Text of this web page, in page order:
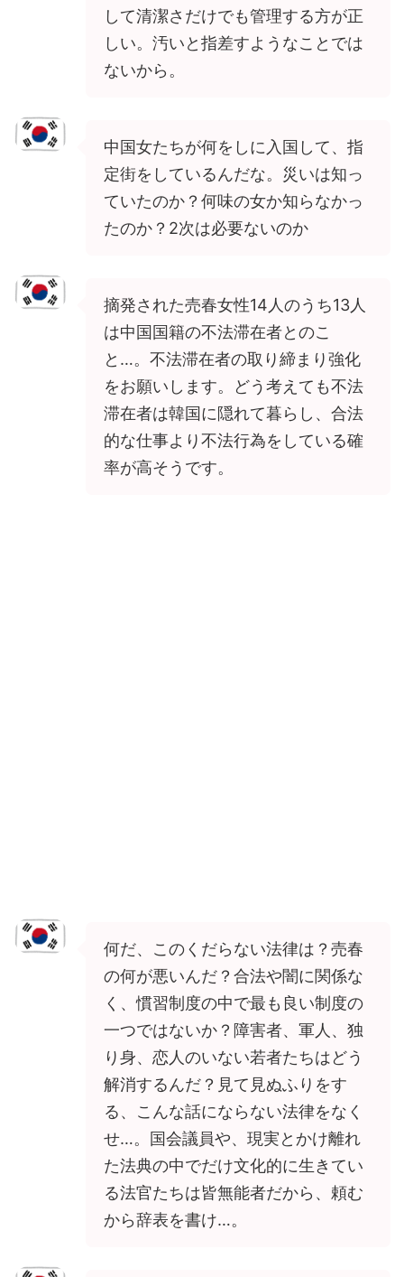
して清潔さだけでも管理する方が正
しい。汚いと指差すようなことでは
ないから。
中国女たちが何をしに入国して、指
定街をしているんだな。災いは知っ
ていたのか？何味の女か知らなかっ
たのか？2次は必要ないのか
摘発された売春女性14人のうち13人
は中国国籍の不法滞在者とのこ
と…。不法滞在者の取り締まり強化
をお願いします。どう考えても不法
滞在者は韓国に隠れて暮らし、合法
的な仕事より不法行為をしている確
率が高そうです。
何だ、このくだらない法律は？売春
の何が悪いんだ？合法や闇に関係な
く、慣習制度の中で最も良い制度の
一つではないか？障害者、軍人、独
り身、恋人のいない若者たちはどう
解消するんだ？見て見ぬふりをす
る、こんな話にならない法律をなく
せ…。国会議員や、現実とかけ離れ
た法典の中でだけ文化的に生きてい
る法官たちは皆無能者だから、頼む
から辞表を書け…。